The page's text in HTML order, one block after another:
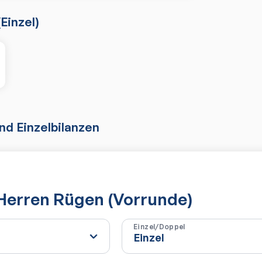
Einzel)
Einzelbilanzen
Rügen (Vorrunde)
Einzel/Doppel